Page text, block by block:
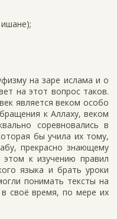
на заре ислама и о
на этот вопрос таков.
является веком особо
к Аллаху, веком
соревновались в
бы учила их тому,
прекрасно знающему
к изучению правил
языка и брать уроки
понимать тексты на
в своё время, по мере их